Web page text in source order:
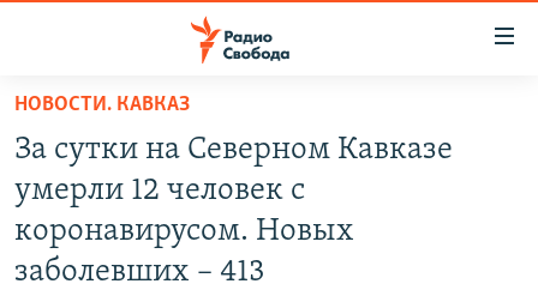
упрощенного
доступа
основному
содержанию
ПОДКАСТЫ
АВТОРСКИЕ ПРОЕКТЫ
ЦИТАТЫ СВОБОДЫ
НОВОСТИ. КАВКАЗ
За сутки на Северном Кавказе
умерли 12 человек с
коронавирусом. Новых
заболевших – 413